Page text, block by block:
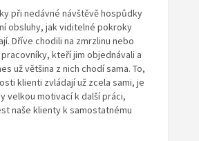
při nedávné návštěvě hospůdky
obsluhy, jak viditelné pokroky
Dříve chodili na zmrzlinu nebo
kteří jim objednávali a
už většina z nich chodí sama. To,
klienti zvládají už zcela sami, je
velkou motivací k další práci,
naše klienty k samostatnému